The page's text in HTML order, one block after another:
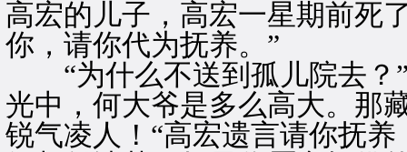
高宏的儿子，高宏一星期前死
你，请你代为抚养。”
“为什么不送到孤儿院去？”
光中，何大爷是多么高大。那
锐气凌人！“高宏遗言请你抚